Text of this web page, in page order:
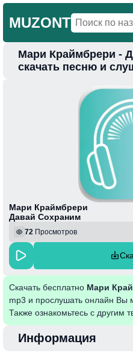
MUZONT
Главная
Мари Краймбрери -
скачать песню и
Мари Краймбрери
Давай Сохраним
72 Просмотров
Скачать бесплатно Мари
mp3 и прослушать онлайн Вы
Также ознакомьтесь с другим
Информация